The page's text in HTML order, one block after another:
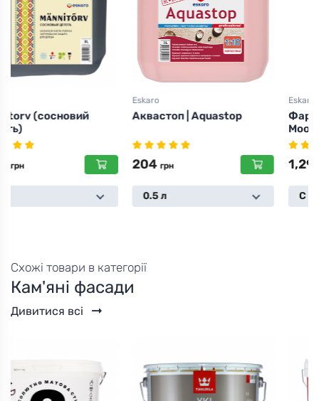
Аквастоп | Aquastop
204
Фарба для меблів
1,295
Схожі товари в категорії
Кам'яні фасади
Дивитися всі